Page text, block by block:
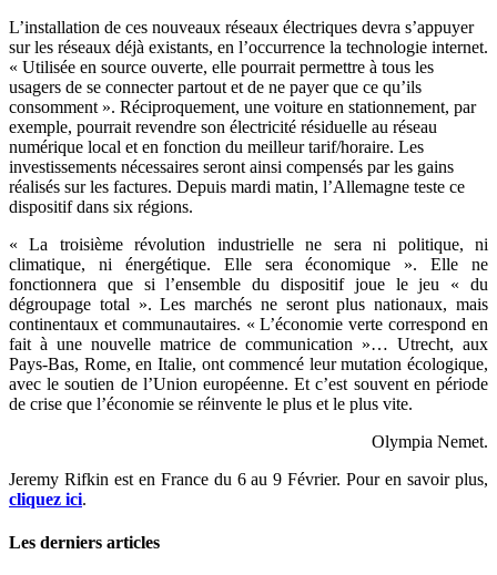
L’installation de ces nouveaux réseaux électriques devra s’appuyer
sur les réseaux déjà existants, en l’occurrence la technologie internet.
« Utilisée en source ouverte, elle pourrait permettre à tous les
usagers de se connecter partout et de ne payer que ce qu’ils
consomment ». Réciproquement, une voiture en stationnement, par
exemple, pourrait revendre son électricité résiduelle au réseau
numérique local et en fonction du meilleur tarif/horaire. Les
investissements nécessaires seront ainsi compensés par les gains
réalisés sur les factures. Depuis mardi matin, l’Allemagne teste ce
dispositif dans six régions.
« La troisième révolution industrielle ne sera ni politique, ni
climatique, ni énergétique. Elle sera économique ». Elle ne
fonctionnera que si l’ensemble du dispositif joue le jeu « du
dégroupage total ». Les marchés ne seront plus nationaux, mais
continentaux et communautaires. « L’économie verte correspond en
fait à une nouvelle matrice de communication »… Utrecht, aux
Pays-Bas, Rome, en Italie, ont commencé leur mutation écologique,
avec le soutien de l’Union européenne. Et c’est souvent en période
de crise que l’économie se réinvente le plus et le plus vite.
Olympia Nemet.
Jeremy Rifkin est en France du 6 au 9 Février. Pour en savoir plus,
cliquez ici.
Les derniers articles